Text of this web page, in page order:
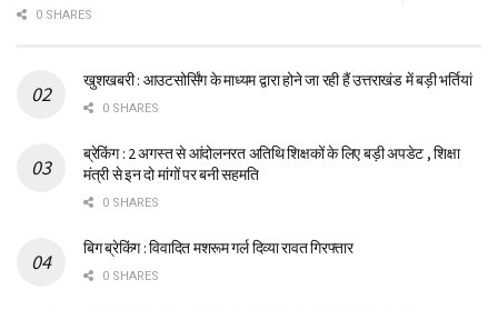
0 SHARES
खुशखबरी : आउटसोर्सिंग के माध्यम द्वारा होने जा रही हैं उत्तराखंड में बड़ी भर्तियां
0 SHARES
ब्रेकिंग : 2 अगस्त से आंदोलनरत अतिथि शिक्षकों के लिए बड़ी अपडेट , शिक्षा
मंत्री से इन दो मांगों पर बनी सहमति
0 SHARES
बिग ब्रेकिंग : विवादित मशरूम गर्ल दिव्या रावत गिरफ्तार
0 SHARES